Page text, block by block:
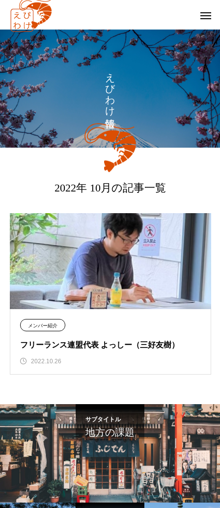
え
び
わ
け
2022年 10月の記事一覧
メンバー紹介
フリーランス連盟代表 よっしー（三好友樹）
2022.10.26
サブタイトル
地方の課題